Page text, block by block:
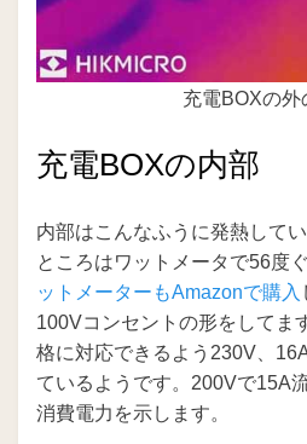
充電BOXの外
充電BOXの内部
内部はこんなふうに発熱して
ところはワットメータで56度
ットメーターもAmazonで購入
100Vコンセントの形をしてま
格に対応できるよう230V、
ているようです。200Vで15A
消費電力を示します。